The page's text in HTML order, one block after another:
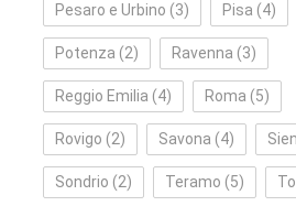
Pesaro e Urbino (3) Pisa (4)
Potenza (2) Ravenna (3)
Reggio Emilia (4) Roma (5)
Rovigo (2) Savona (4)
Sondrio (2) Teramo (5)